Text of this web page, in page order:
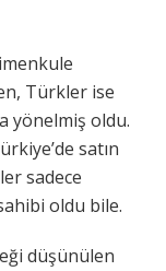
Türkler ise
yönelmiş oldu.
satın
sadece
oldu bile.
düşünülen